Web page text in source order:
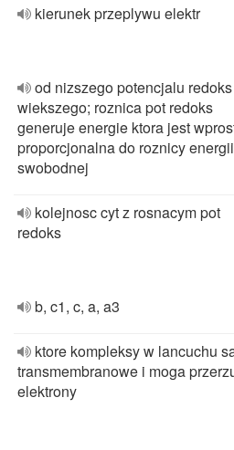
kierunek przeplywu elektr
od nizszego potencjalu
wiekszego; roznica pot redoks
generuje energie ktora jest
proporcjonalna do roznicy energii
swobodnej
kolejnosc cyt z rosnacym pot
redoks
b, c1, c, a, a3
ktore kompleksy w lancuchu
transmembranowe i moga
elektrony